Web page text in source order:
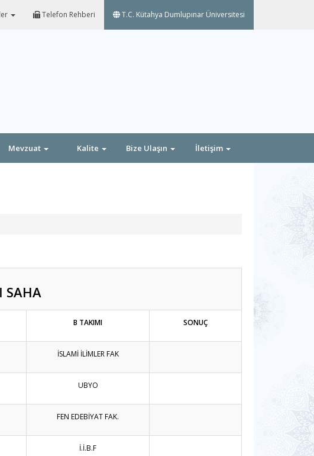
Telefon Rehberi T.C. Kütahya Dumlupınar Üniversitesi
Mevzuat Kalite Bize Ulaşın İletişim
SAHA
B TAKIMI SONUÇ
İSLAMİ İLİMLER FAK
UBYO
FEN EDEBİYAT FAK.
İ.İ.B.F